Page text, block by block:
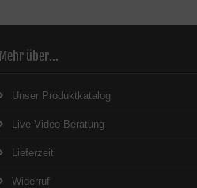
Mehr über...
Unser Produktkatalog
Live-Video-Beratung
Lieferzeit
Widerruf